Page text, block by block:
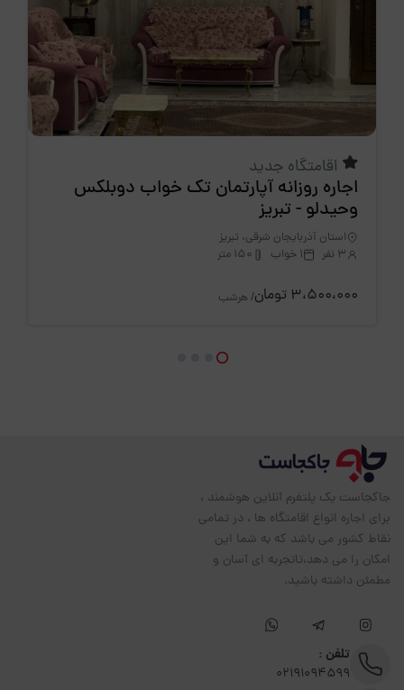
اقامتگاه جدید
اجاره روزانه آپارتمان تک خواب دوبلکس
وحیدلو - تبریز
استان آذربایجان شرقی، تبریز
3 نفر
1 خواب 150 متر
3،500،000 تومان / هرشب
جاکجاست یک پلتفرم آنلاین هوشمند ،
برای اجاره انواع اقامتگاه ها ، در تمامی
نقاط کشور می باشد که به شما این
امکان را می دهد،تاتجربه ای آسان و
مطمئن داشته باشید.
تلفن :
02191094599